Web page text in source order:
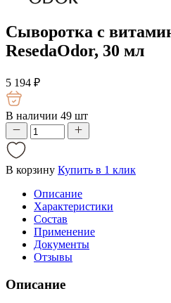
Сыворотка с
ResedaOdor, 30 мл
5 194 ₽
В наличии 49 шт
В корзину Купить в 1 клик
Описание
Характеристики
Состав
Применение
Документы
Отзывы
Описание